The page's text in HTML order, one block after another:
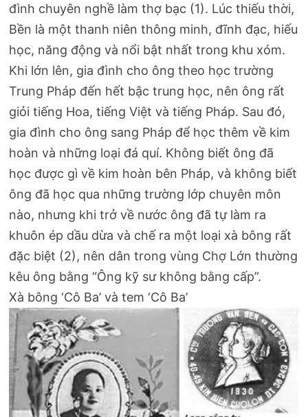
đình chuyên nghề làm thợ bạc (1). Lúc thiếu thời,
Bền là một thanh niên thông minh, đĩnh đạc, hiếu
học, năng động và nổi bật nhất trong khu xóm.
Khi lớn lên, gia đình cho ông theo học trường
Trung Pháp đến hết bậc trung học, nên ông rất
giỏi tiếng Hoa, tiếng Việt và tiếng Pháp. Sau đó,
gia đình cho ông sang Pháp để học thêm về kim
hoàn và những loại đá quí. Không biết ông đã
học được gì về kim hoàn bên Pháp, và không biết
ông đã học qua những trường lớp chuyên môn
nào, nhưng khi trở về nước ông đã tự làm ra
khuôn ép dầu dừa và chế ra một loại xà bông rất
đặc biệt (2), nên dân trong vùng Chợ Lớn thường
kêu ông bằng “Ông kỹ sư không bằng cấp”.
Xà bông ‘Cô Ba’ và tem ‘Cô Ba’